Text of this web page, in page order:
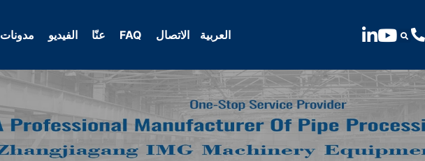
مدونات الفيديو عنّا FAQ الاتصال العربية